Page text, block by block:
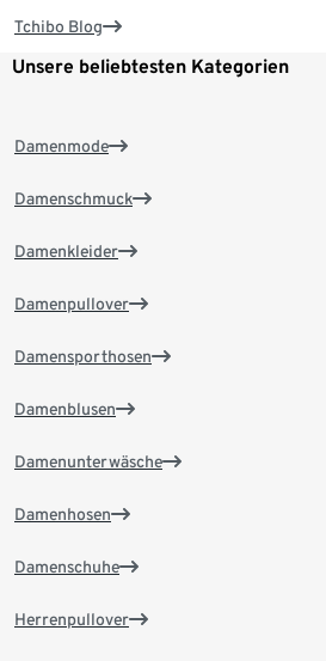
Tchibo Blog
Unsere beliebtesten Kategorien
Damenmode
Damenschmuck
Damenkleider
Damenpullover
Damensporthosen
Damenblusen
Damenunterwäsche
Damenhosen
Damenschuhe
Herrenpullover